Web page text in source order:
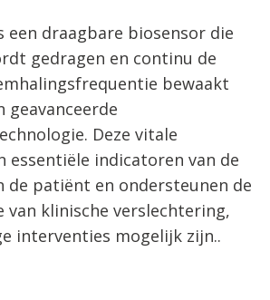
Contact
FaQ
Vacatures
English
een draagbare biosensor die
gedragen en continu de
bewaakt
geavanceerde
Deze vitale
essentiële indicatoren van de
de patiënt en ondersteunen de
van klinische verslechtering,
interventies mogelijk zijn..